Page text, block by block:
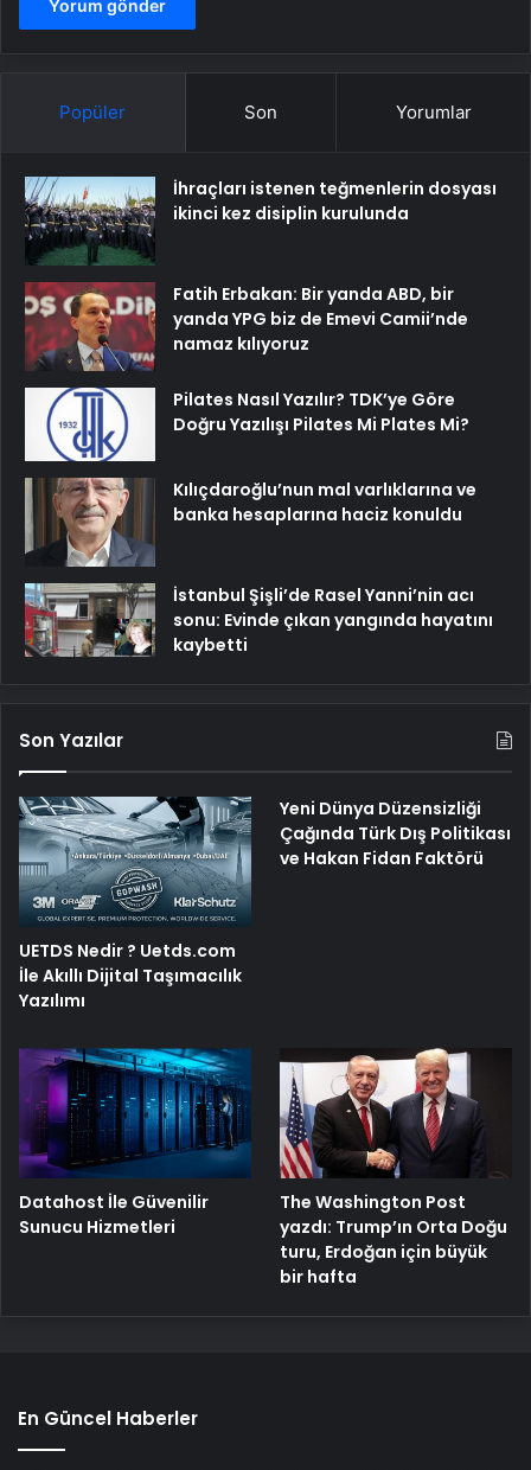
Popüler Son Yorumlar
İhraçları istenen teğmenlerin dosyası
ikinci kez disiplin kurulunda
Fatih Erbakan: Bir yanda ABD, bir
yanda YPG biz de Emevi Camii’nde
namaz kılıyoruz
Pilates Nasıl Yazılır? TDK’ye Göre
Doğru Yazılışı Pilates Mi Plates Mi?
Kılıçdaroğlu’nun mal varlıklarına ve
banka hesaplarına haciz konuldu
İstanbul Şişli’de Rasel Yanni’nin acı
sonu: Evinde çıkan yangında hayatını
kaybetti
Son Yazılar
UETDS Nedir ? Uetds.com
İle Akıllı Dijital Taşımacılık
Yazılımı
Yeni Dünya Düzensizliği
Çağında Türk Dış Politikası
ve Hakan Fidan Faktörü
Datahost İle Güvenilir
Sunucu Hizmetleri
The Washington Post
yazdı: Trump’ın Orta Doğu
turu, Erdoğan için büyük
bir hafta
En Güncel Haberler